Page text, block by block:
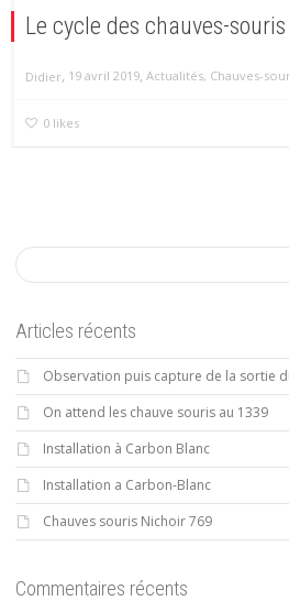
Le cycle des chauves-souris
Didier, 19 avril 2019, Actualités, Chauves-
0 likes
Articles récents
Observation puis capture de la sortie
On attend les chauve souris au 1339
Installation à Carbon Blanc
Installation a Carbon-Blanc
Chauves souris Nichoir 769
Commentaires récents